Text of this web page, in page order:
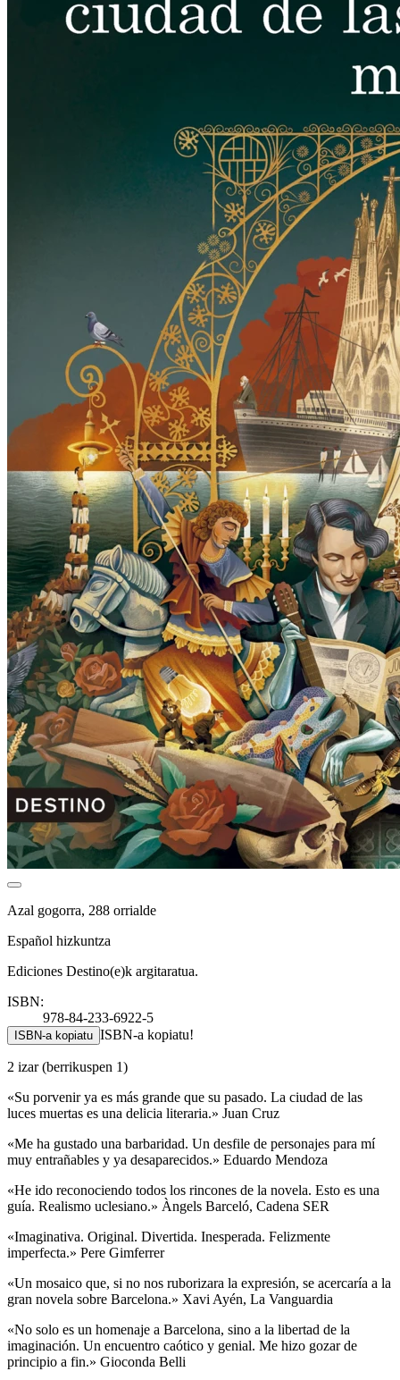
Azal gogorra, 288 orrialde
Español hizkuntza
Ediciones Destino(e)k argitaratua.
ISBN:
978-84-233-6922-5
ISBN-a kopiatu ISBN-a kopiatu!
2 izar(berrikuspen 1)
«Su porvenir ya es más grande que su pasado. La ciudad de las
luces muertas es una delicia literaria.» Juan Cruz
«Me ha gustado una barbaridad. Un desfile de personajes para mí
muy entrañables y ya desaparecidos.» Eduardo Mendoza
«He ido reconociendo todos los rincones de la novela. Esto es una
guía. Realismo uclesiano.» Àngels Barceló, Cadena SER
«Imaginativa. Original. Divertida. Inesperada. Felizmente
imperfecta.» Pere Gimferrer
«Un mosaico que, si no nos ruborizara la expresión, se acercaría a la
gran novela sobre Barcelona.» Xavi Ayén, La Vanguardia
«No solo es un homenaje a Barcelona, sino a la libertad de la
imaginación. Un encuentro caótico y genial. Me hizo gozar de
principio a fin.» Gioconda Belli